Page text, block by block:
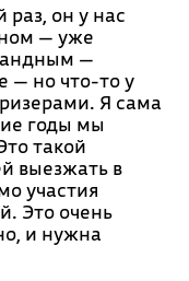
он у нас
— уже
—
— но что-то у
Я сама
годы мы
такой
выезжать в
участия
Это очень
и нужна